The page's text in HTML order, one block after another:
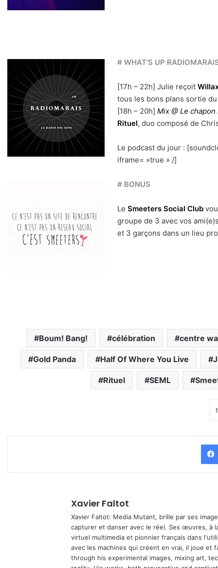
# WHAT’S UP
[17h – 22h] Julie reçoit
tous les bons plans sortie
[18h – 20h]Mix @ Le
Rituel, duo composé de
Le podcast du jour :
iframe= »true » /]
# BONUS
LeSmeeters Social Club
groupe de 3 avec vos
et 3 garçons dans un lieu
Boum! Bang! célébration centre
Gold Panda Half Of Where You Live
Rituel SEML
Xavier Faltot
Xavier Faltot: Media Mutant, brille par ses
capturer et danser avec le réel. Ses œuvres, à
virtuel multimedia et pionnier français dans
avec les machines qui créent en vrai, il joue et
through his experimental images, mixing art,